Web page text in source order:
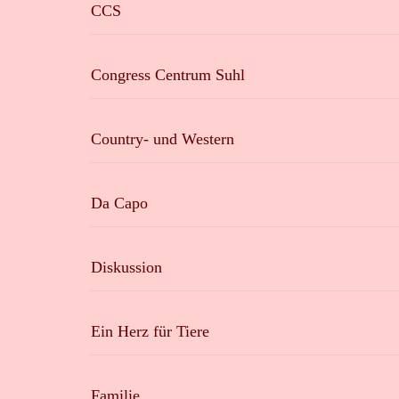
CCS
Congress Centrum Suhl
Country- und Western
Da Capo
Diskussion
Ein Herz für Tiere
Familie